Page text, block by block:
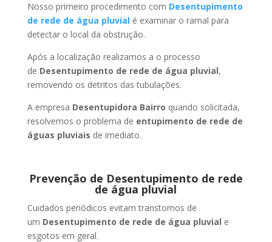
Nosso primeiro procedimento com Desentupimento
de rede de água pluvialé examinar o ramal para
detectar o local da obstrução.
Após a localização realizamos a o processo
de Desentupimento de rede de água pluvial,
removendo os detritos das tubulações.
A empresa Desentupidora Bairro quando solicitada,
resolvemos o problema de entupimento de rede de
águas pluviais de imediato.
Prevenção de Desentupimento de rede
de água pluvial
Cuidados periódicos evitam transtornos de
um Desentupimento de rede de água pluvial e
esgotos em geral.